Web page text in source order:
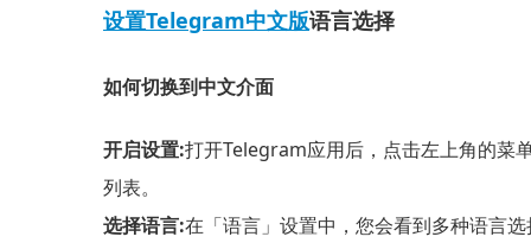
设置Telegram中文版语言选择
如何切换到中文介面
开启设置:打开Telegram应用后，点击左上角的菜
列表。
选择语言:在「语言」设置中，您会看到多种语言